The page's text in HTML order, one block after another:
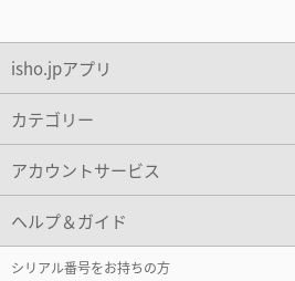
isho.jpアプリ
カテゴリー
アカウントサービス
ヘルプ＆ガイド
シリアル番号をお持ちの方